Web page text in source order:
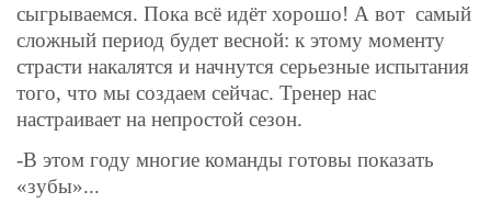
сыгрываемся. Пока всё идёт хорошо! А вот самый
сложный период будет весной: к этому моменту
страсти накалятся и начнутся серьезные испытания
того, что мы создаем сейчас. Тренер нас
настраивает на непростой сезон.
-В этом году многие команды готовы показать
«зубы»...